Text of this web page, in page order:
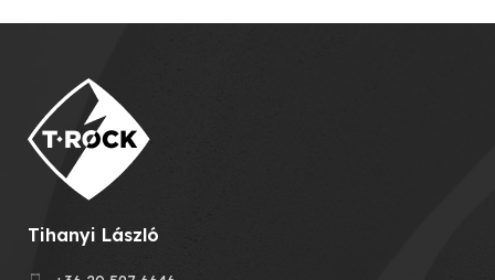
Tihanyi László